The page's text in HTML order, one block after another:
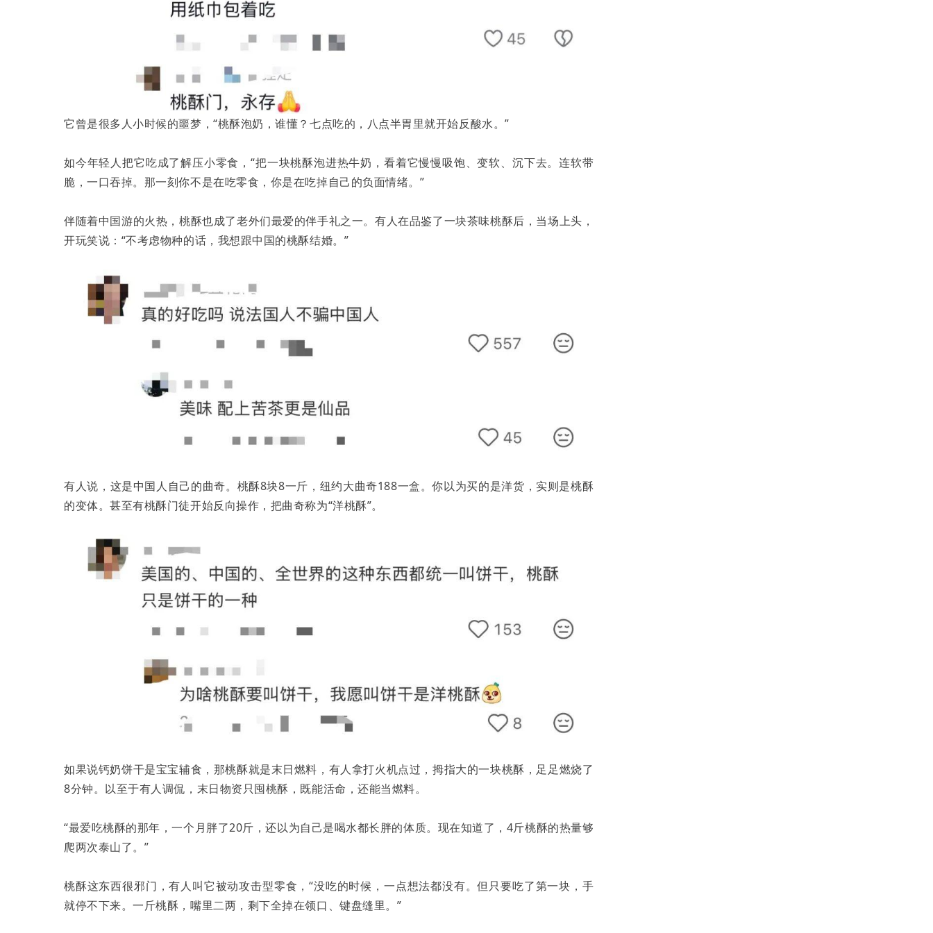
它曾是很多人小时候的噩梦，“桃酥泡奶，谁懂？七点吃的，八点半胃里就开始反酸水。”
如今年轻人把它吃成了解压小零食，“把一块桃酥泡进热牛奶，看着它慢慢吸饱、变软、沉下去。连软带
脆，一口吞掉。那一刻你不是在吃零食，你是在吃掉自己的负面情绪。”
伴随着中国游的火热，桃酥也成了老外们最爱的伴手礼之一。有人在品鉴了一块茶味桃酥后，当场上头，
开玩笑说：“不考虑物种的话，我想跟中国的桃酥结婚。”
有人说，这是中国人自己的曲奇。桃酥8块8一斤，纽约大曲奇188一盒。你以为买的是洋货，实则是桃酥
的变体。甚至有桃酥门徒开始反向操作，把曲奇称为“洋桃酥”。
如果说钙奶饼干是宝宝辅食，那桃酥就是末日燃料，有人拿打火机点过，拇指大的一块桃酥，足足燃烧了
8分钟。以至于有人调侃，末日物资只囤桃酥，既能活命，还能当燃料。
“最爱吃桃酥的那年，一个月胖了20斤，还以为自己是喝水都长胖的体质。现在知道了，4斤桃酥的热量够
爬两次泰山了。”
桃酥这东西很邪门，有人叫它被动攻击型零食，“没吃的时候，一点想法都没有。但只要吃了第一块，手
就停不下来。一斤桃酥，嘴里二两，剩下全掉在领口、键盘缝里。”